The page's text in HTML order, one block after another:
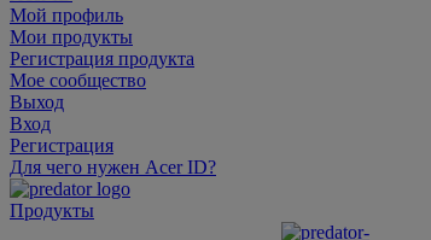
Мой профиль
Мои продукты
Регистрация продукта
Мое сообщество
Выход
Вход
Регистрация
Для чего нужен Acer ID?
Продукты